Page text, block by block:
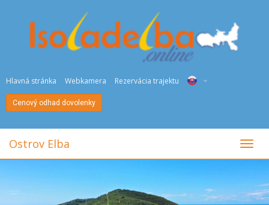
Hlavná stránka Webkamera Rezervácia trajektu
DEU
NED
Cenový odhad dovolenky
Ostrov Elba